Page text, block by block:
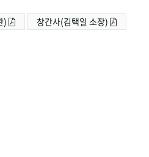
) 창간사(김택일 소장)